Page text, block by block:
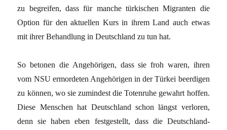
zu begreifen, dass für manche türkischen Migranten die
Option für den aktuellen Kurs in ihrem Land auch etwas
mit ihrer Behandlung in Deutschland zu tun hat.
So betonen die Angehörigen, dass sie froh waren, ihren
vom NSU ermordeten Angehörigen in der Türkei beerdigen
zu können, wo sie zumindest die Totenruhe gewahrt hoffen.
Diese Menschen hat Deutschland schon längst verloren,
denn sie haben eben festgestellt, dass die Deutschland-